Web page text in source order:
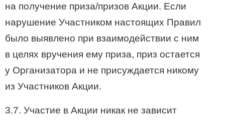
на получение приза/призов Акции. Если
нарушение Участником настоящих Правил
было выявлено при взаимодействии с ним
в целях вручения ему приза, приз остается
у Организатора и не присуждается никому
из Участников Акции.
3.7. Участие в Акции никак не зависит